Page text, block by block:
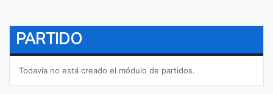
PARTIDO
Todavía no está creado el módulo de partidos.